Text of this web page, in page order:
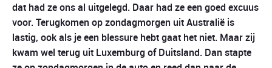
dat had ze ons al uitgelegd. Daar had ze een goed excuus
voor. Terugkomen op zondagmorgen uit Australië is
lastig, ook als je een blessure hebt gaat het niet. Maar zij
kwam wel terug uit Luxemburg of Duitsland. Dan stapte